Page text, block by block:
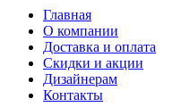
Главная
О компании
Доставка и оплата
Скидки и акции
Дизайнерам
Контакты